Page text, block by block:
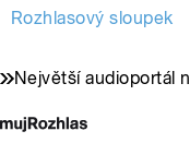
Rozhlasový sloupek
Největší audioportál